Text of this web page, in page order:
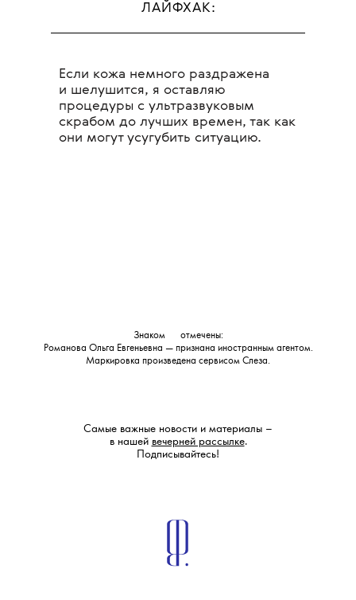
ЛАЙФХАК:
Если кожа немного раздражена
и шелушится, я оставляю
процедуры с ультразвуковым
скрабом до лучших времен, так как
они могут усугубить ситуацию.
Знаком
отмечены:
Романова Ольга Евгеньевна — признана иностранным агентом.
Маркировка произведена сервисом Слеза.
Самые важные новости и материалы –
в нашей вечерней рассылке.
Подписывайтесь!